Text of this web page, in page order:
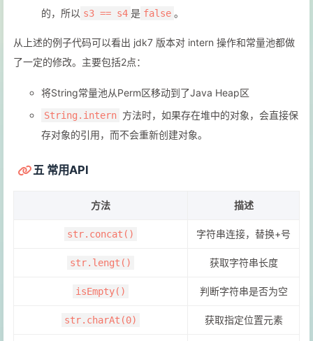
的，所以 s3 == s4 是 false 。
从上述的例子代码可以看出 jdk7 版本对 intern 操作和常量池都做
了一定的修改。主要包括2点：
将String常量池从Perm区移动到了Java Heap区
String.intern 方法时，如果存在堆中的对象，会直接保
存对象的引用，而不会重新创建对象。
五 常用API
方法 描述
str.concat() 字符串连接，替换+号
str.lengt() 获取字符串长度
isEmpty() 判断字符串是否为空
str.charAt(0) 获取指定位置元素